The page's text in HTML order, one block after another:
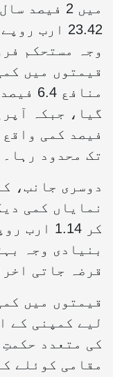
میں 2
23.42 ارب
وجہ مستحکم
قیمتوں میں
تک محدود رہا۔
دوسری جانب،
کر 1.14
بنیادی وجہ
قرضہ جاتی
قیمتوں میں
لیے کمپنی کے
کی متعدد
مقامی کوئلے